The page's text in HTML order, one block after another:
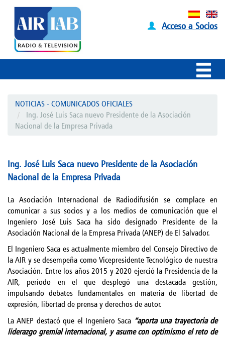
Acceso a Socios
NOTICIAS - COMUNICADOS OFICIALES
Ing. José Luis Saca nuevo Presidente de la Asociación
Nacional de la Empresa Privada
Ing. José Luis Saca nuevo Presidente de la Asociación
Nacional de la Empresa Privada
La Asociación Internacional de Radiodifusión se complace en
comunicar a sus socios y a los medios de comunicación que el
Ingeniero José Luis Saca ha sido designado Presidente de la
Asociación Nacional de la Empresa Privada (ANEP) de El Salvador.
El Ingeniero Saca es actualmente miembro del Consejo Directivo de
la AIR y se desempeña como Vicepresidente Tecnológico de nuestra
Asociación. Entre los años 2015 y 2020 ejerció la Presidencia de la
AIR, período en el que desplegó una destacada gestión,
impulsando debates fundamentales en materia de libertad de
expresión, libertad de prensa y derechos de autor.
La ANEP destacó que el Ingeniero Saca “aporta una trayectoria de
liderazgo gremial internacional, y asume con optimismo el reto de